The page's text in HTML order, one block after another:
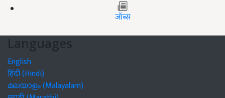
जॉब्स
Languages
English
हिंदी (Hindi)
മലയാളം (Malayalam)